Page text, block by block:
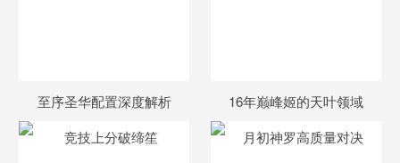
至序圣华配置深度解析 16年巅峰姬的天叶领域